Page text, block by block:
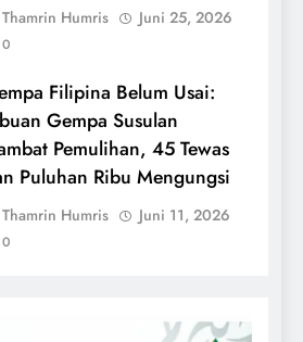
Thamrin Humris Juni 25, 2026
0
Filipina Belum Usai:
Gempa Susulan
Pemulihan, 45 Tewas
Puluhan Ribu Mengungsi
Thamrin Humris Juni 11, 2026
0